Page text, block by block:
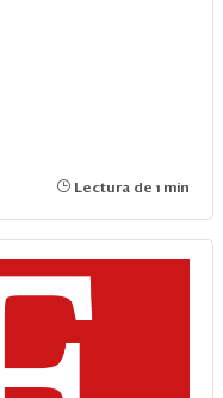
Lectura de 1 min